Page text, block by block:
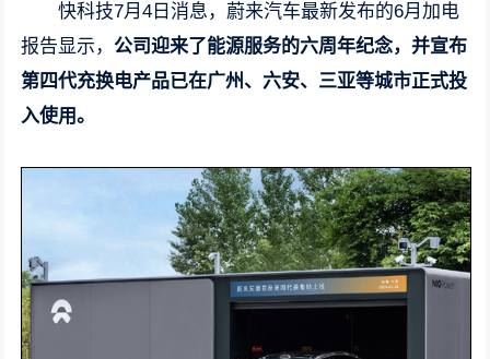
快科技7月4日消息，蔚来汽车最新发布的6月加电
报告显示，公司迎来了能源服务的六周年纪念，并宣布
第四代充换电产品已在广州、六安、三亚等城市正式投
入使用。